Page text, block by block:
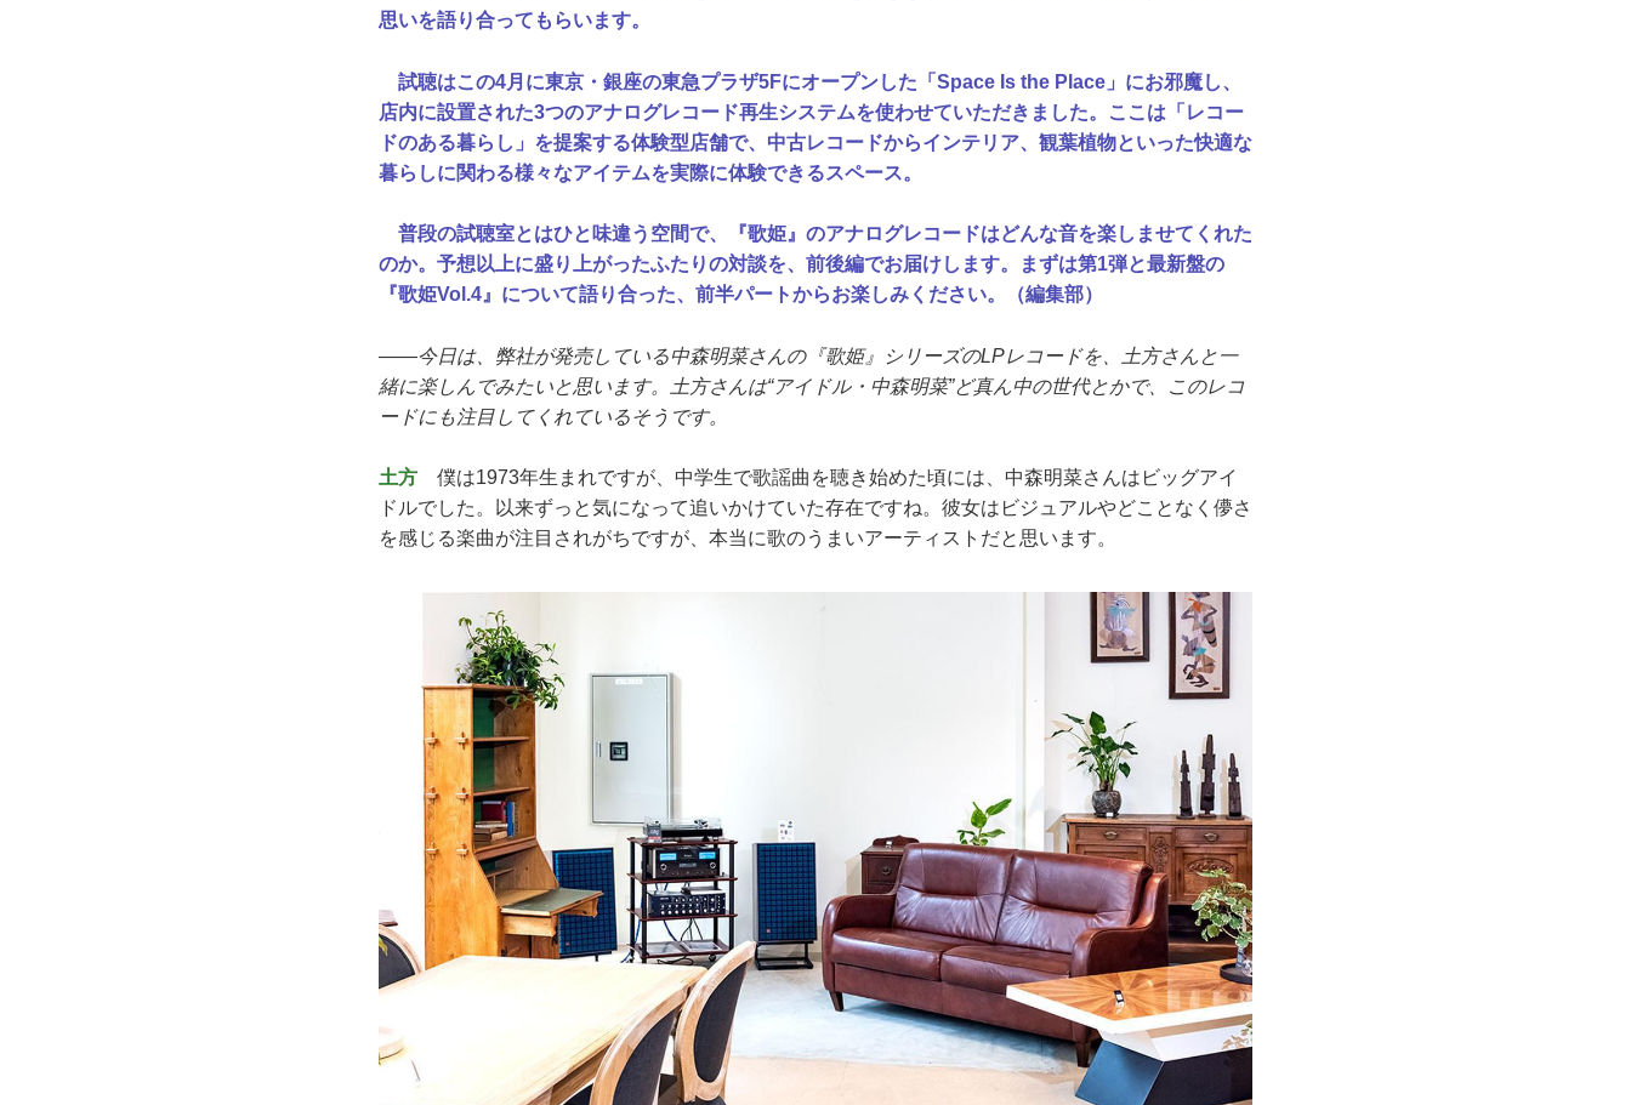
思いを語り合ってもらいます。
試聴はこの4月に東京・銀座の東急プラザ5Fにオープンした「Space Is the Place」にお邪魔し、
店内に設置された3つのアナログレコード再生システムを使わせていただきました。ここは「レコー
ドのある暮らし」を提案する体験型店舗で、中古レコードからインテリア、観葉植物といった快適な
暮らしに関わる様々なアイテムを実際に体験できるスペース。
普段の試聴室とはひと味違う空間で、『歌姫』のアナログレコードはどんな音を楽しませてくれた
のか。予想以上に盛り上がったふたりの対談を、前後編でお届けします。まずは第1弾と最新盤の
『歌姫Vol.4』について語り合った、前半パートからお楽しみください。（編集部）
――今日は、弊社が発売している中森明菜さんの『歌姫』シリーズのLPレコードを、土方さんと一
緒に楽しんでみたいと思います。土方さんは“アイドル・中森明菜”ど真ん中の世代とかで、このレコ
ードにも注目してくれているそうです。
土方 僕は1973年生まれですが、中学生で歌謡曲を聴き始めた頃には、中森明菜さんはビッグアイ
ドルでした。以来ずっと気になって追いかけていた存在ですね。彼女はビジュアルやどことなく儚さ
を感じる楽曲が注目されがちですが、本当に歌のうまいアーティストだと思います。